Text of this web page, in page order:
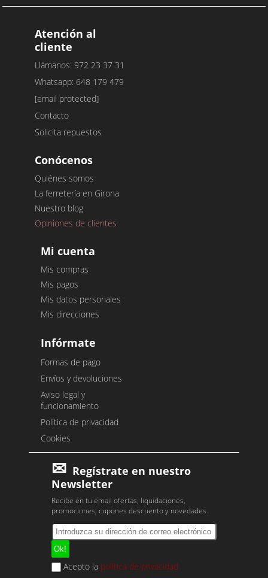
Atención al
cliente
Llámanos: 972 23 37 31
Whatsapp: 648 179 479
[email protected]
Contacto
Solicita repuestos
Conócenos
Quiénes somos
La ferretería en Girona
Nuestro blog
Opiniones de clientes
Mi cuenta
Mis compras
Mis pagos
Mis datos personales
Mis direcciones
Infórmate
Formas de pago
Envíos y devoluciones
Aviso legal y
funcionamiento
Política de privacidad
Cookies
Regístrate en nuestro
Newsletter
Recibe en tu email ofertas, liquidaciones,
promociones, cupones descuento y novedades.
Acepto la política de privacidad